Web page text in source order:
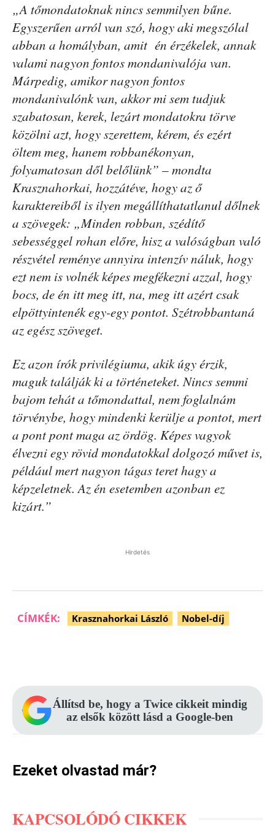
„A tőmondatoknak nincs semmilyen bűne.
Egyszerűen arról van szó, hogy aki megszólal
abban a homályban, amit én érzékelek, annak
valami nagyon fontos mondanivalója van.
Márpedig, amikor nagyon fontos
mondanivalónk van, akkor mi sem tudjuk
szabatosan, kerek, lezárt mondatokra törve
közölni azt, hogy szerettem, kérem, és ezért
öltem meg, hanem robbanékonyan,
folyamatosan dől belőlünk” – mondta
Krasznahorkai, hozzátéve, hogy az ő
karaktereiből is ilyen megállíthatatlanul dőlnek
a szövegek: „Minden robban, szédítő
sebességgel rohan előre, hisz a valóságban való
részvétel reménye annyira intenzív náluk, hogy
ezt nem is volnék képes megfékezni azzal, hogy
bocs, de én itt meg itt, na, meg itt azért csak
elpöttyintenék egy-egy pontot. Szétrobbantaná
az egész szöveget.
Ez azon írók privilégiuma, akik úgy érzik,
maguk találják ki a történeteket. Nincs semmi
bajom tehát a tőmondattal, nem foglalnám
törvénybe, hogy mindenki kerülje a pontot, mert
a pont pont maga az ördög. Képes vagyok
élvezni egy rövid mondatokkal dolgozó művet is,
például mert nagyon tágas teret hagy a
képzeletnek. Az én esetemben azonban ez
kizárt.”
Hirdetés
CÍMKÉK: Krasznahorkai László Nobel-díj
Állítsd be, hogy a Twice cikkeit mindig
az elsők között lásd a Google-ben
Ezeket olvastad már?
KAPCSOLÓDÓ CIKKEK